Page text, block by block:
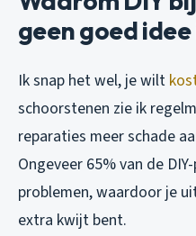
geen goed idee
Ik snap het wel, je wilt
schoorstenen zie ik
reparaties meer schade
Ongeveer 65% van de
problemen, waardoor je
extra kwijt bent.